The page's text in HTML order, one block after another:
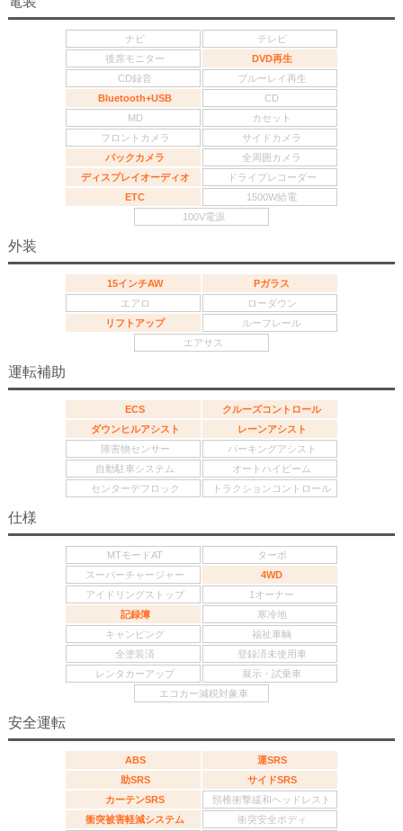
ナビ
テレビ
後席モニター
DVD再生
CD録音
ブルーレイ再生
Bluetooth+USB
CD
MD
カセット
フロントカメラ
サイドカメラ
バックカメラ
全周囲カメラ
ディスプレイオーディオ
ドライブレコーダー
ETC
1500W給電
100V電源
外装
15インチAW
Pガラス
エアロ
ローダウン
リフトアップ
ルーフレール
エアサス
運転補助
ECS
クルーズコントロール
ダウンヒルアシスト
レーンアシスト
障害物センサー
パーキングアシスト
自動駐車システム
オートハイビーム
センターデフロック
トラクションコントロール
仕様
MTモードAT
ターボ
スーパーチャージャー
4WD
アイドリングストップ
1オーナー
記録簿
寒冷地
キャンピング
福祉車輌
全塗装済
登録済未使用車
レンタカーアップ
展示・試乗車
エコカー減税対象車
安全運転
ABS
運SRS
助SRS
サイドSRS
カーテンSRS
頸椎衝撃緩和ヘッドレスト
衝突被害軽減システム
衝突安全ボディ